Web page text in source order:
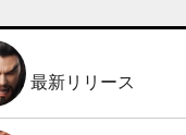
最新リリース